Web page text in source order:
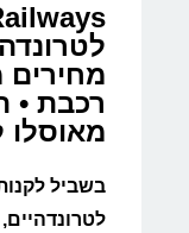
רכבת •
מאוסלו
בשביל